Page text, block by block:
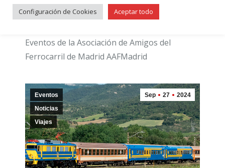
ventana/pestaña
ventana/pestaña
ventana/pestaña
Eventos de la Asociación de Amigos del
Ferrocarril de Madrid AAFMadrid
Sep 27 2024
Eventos
Noticias
Viajes
Configuración de Cookies Aceptar todo